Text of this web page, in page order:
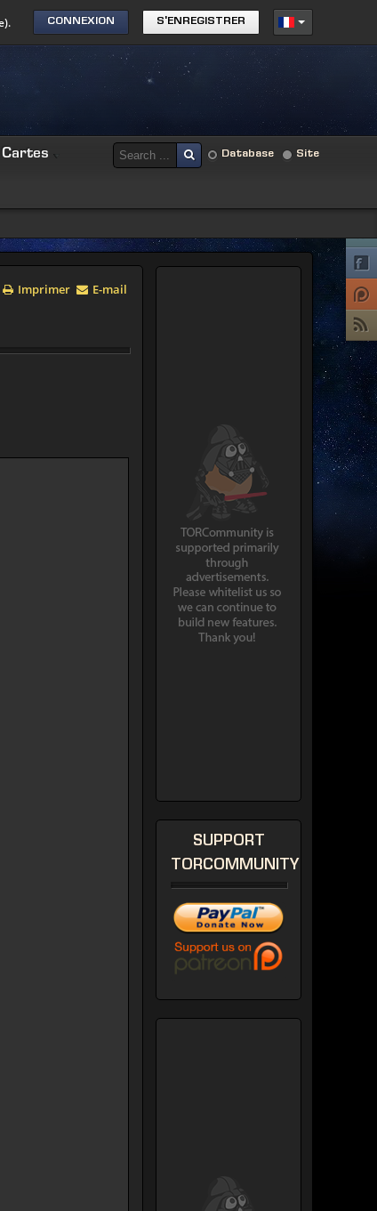
CONNEXION S'ENREGISTRER
Cartes Database Site
Imprimer E-mail
SUPPORT
TORCOMMUNITY